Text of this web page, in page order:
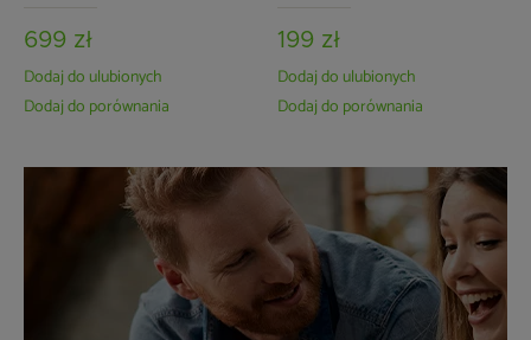
699 zł
Dodaj do ulubionych
Dodaj do porównania
199 zł
Dodaj do ulubionych
Dodaj do porównania